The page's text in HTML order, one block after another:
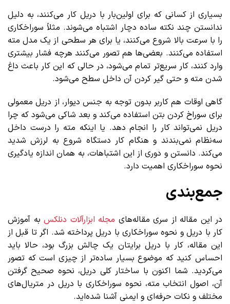
بسیاری از کسانی که برای اولین‌بار با دریل کار می‌کنند، به دلیل
ندانستن چند نکته ساده دچار اشتباه می‌شوند. مثلاً سوراخکاری
را با سرعت بالا شروع می‌کنند، یا برای هر سطحی از یک مدل مته
استفاده می‌کنند. بعضی‌ها هم تصور می‌کنند هرچه فشار بیشتری
وارد کنند، کار سریع‌تر تمام می‌شود، در حالی که این کار باعث داغ
شدن مته و حتی گیر کردن آن داخل سطح می‌شود.
گاهی اوقات هم کاربر بدون توجه به جنس دیوار، از دریل معمولی
برای سوراخ کردن بتن استفاده می‌کند و بعد شاکی می‌شود که چرا
دریل نمی‌تواند کار را انجام دهد. یا اینکه مته را درست داخل
سه‌نظام نمی‌بندند و هنگام کار دستگاه شروع به لرزش شدید
می‌کند. دانستن و دوری از این اشتباهات، به همان اندازه یادگیری
نحوه سوراخکاری اهمیت دارد.
جمع‌بندی
در این مقاله از سری مقاله‌های مجله ابزارآلات دنلکس به آموزش
کار با دریل و نحوه سوراخکاری با دریل پرداخته شد. اگر تا قبل از
این مقاله، کار با دریل برایتان یک چالش بزرگ بود، حالا باید
احساس کنید که موضوع بسیار ساده‌تر از چیزی است که تصور
می‌کردید. شما اکنون با ساختار کلی دریل، نحوه صحیح گرفتن
آن، اصول انتخاب مته، نحوه سوراخکاری با دریل در متریال‌های
مختلف و نکات حرفه‌ای و ایمنی آشنا شده‌اید.